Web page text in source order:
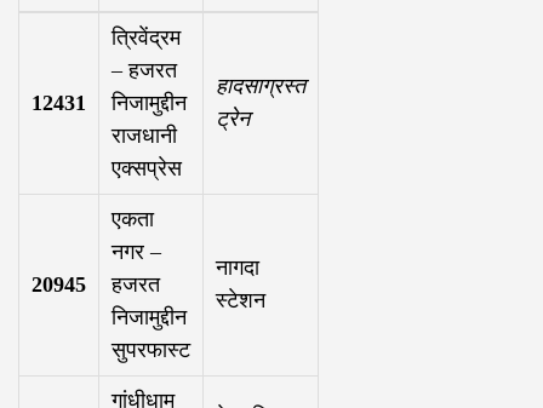
12431
त्रिवेंद्रम
– हजरत
निजामुद्दीन
राजधानी
एक्सप्रेस
हादसाग्रस्त
ट्रेन
20945
एकता
नगर –
हजरत
निजामुद्दीन
सुपरफास्ट
नागदा
स्टेशन
गांधीधाम